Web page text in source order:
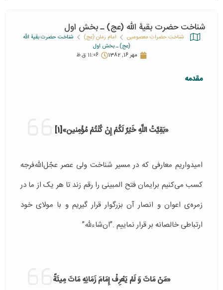
شناخت حضرت بقیۀ الله (عج) ـ بخش اول
شناخت حضرات معصومین امام زمان (عج)
شناخت حضرت بقیۀ الله
(عج) ـ بخش اول
مهر 16, 1382
11:06 ق.ظ
مقدمه
«بَقِيَّتُ اللَّهِ خَيْرٌ لَكُمْ إِنْ كُنْتُمْ مُؤْمِنين»[1]
امیدواریم معارفى كه در مسير شناخت ولى عصر عجّل‌الله‌فرجه
كسب مى‌كنيم برايمان فتح المبینی را رقم زند تا هر یک از ما در
زمره‌ى اعوان و انصار آن بزرگوار قرار گیریم و با مولاى خود
ارتباطى خالصانه بر قرار نماييم .”ان‌شاءلله”
«مَنْ مَاتَ وَ لَمْ يَعْرِفْ إِمَامَ زَمَانِهِ مَاتَ مِيتَةً